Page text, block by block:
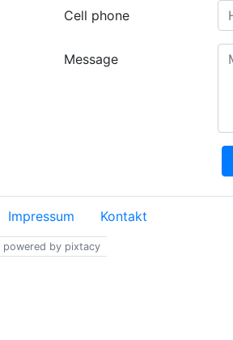
Cell phone
Message
Impressum Kontakt
powered by pixtacy